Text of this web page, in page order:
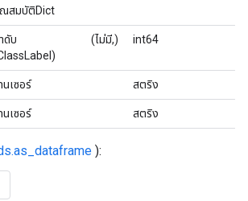
สมบัติDict
ดับ
(ไม่มี,) int64
นเซอร์ สตริง
นเซอร์ สตริง
):